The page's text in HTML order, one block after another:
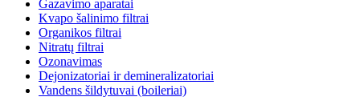
Gazavimo aparatai
Kvapo šalinimo filtrai
Organikos filtrai
Nitratų filtrai
Ozonavimas
Dejonizatoriai ir demineralizatoriai
Vandens šildytuvai (boileriai)